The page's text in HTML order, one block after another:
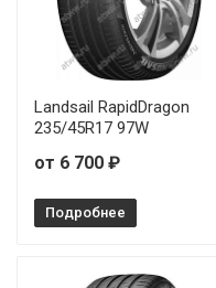
Landsail RapidDragon
235/45R17 97W
от 6 700 ₽
Подробнее